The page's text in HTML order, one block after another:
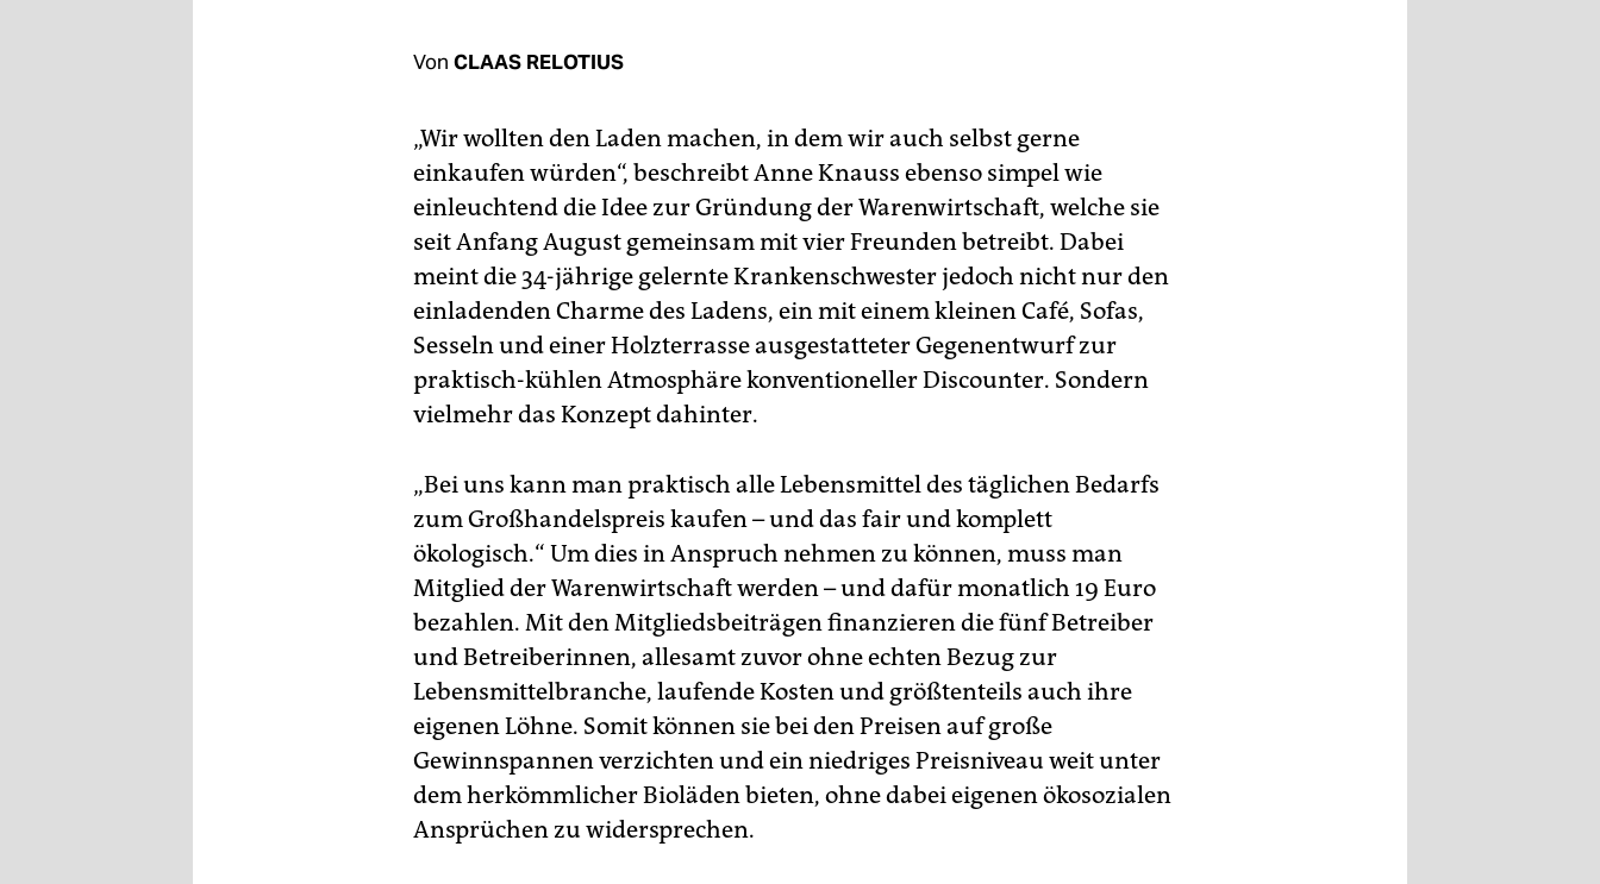
Von CLAAS RELOTIUS
„Wir wollten den Laden machen, in dem wir auch selbst gerne
einkaufen würden“, beschreibt Anne Knauss ebenso simpel wie
einleuchtend die Idee zur Gründung der Warenwirtschaft, welche sie
seit Anfang August gemeinsam mit vier Freunden betreibt. Dabei
meint die 34-jährige gelernte Krankenschwester jedoch nicht nur den
einladenden Charme des Ladens, ein mit einem kleinen Café, Sofas,
Sesseln und einer Holzterrasse ausgestatteter Gegenentwurf zur
praktisch-kühlen Atmosphäre konventioneller Discounter. Sondern
vielmehr das Konzept dahinter.
„Bei uns kann man praktisch alle Lebensmittel des täglichen Bedarfs
zum Großhandelspreis kaufen – und das fair und komplett
ökologisch.“ Um dies in Anspruch nehmen zu können, muss man
Mitglied der Warenwirtschaft werden – und dafür monatlich 19 Euro
bezahlen. Mit den Mitgliedsbeiträgen finanzieren die fünf Betreiber
und Betreiberinnen, allesamt zuvor ohne echten Bezug zur
Lebensmittelbranche, laufende Kosten und größtenteils auch ihre
eigenen Löhne. Somit können sie bei den Preisen auf große
Gewinnspannen verzichten und ein niedriges Preisniveau weit unter
dem herkömmlicher Bioläden bieten, ohne dabei eigenen ökosozialen
Ansprüchen zu widersprechen.